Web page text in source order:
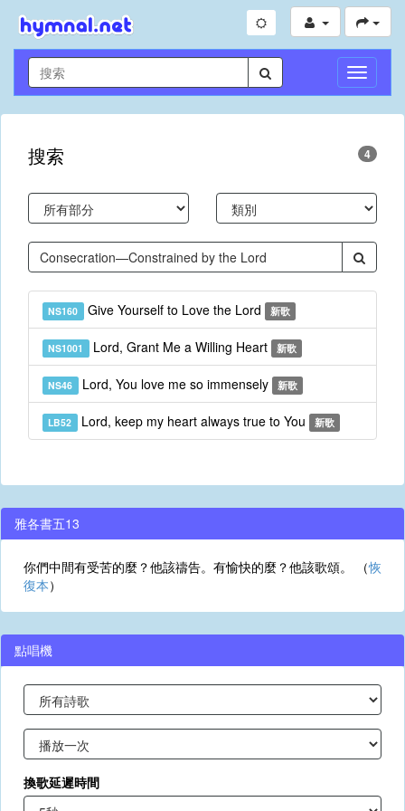
切
換
導
搜索 4
NS160 Give Yourself to Love the Lord 新歌
NS1001 Lord, Grant Me a Willing Heart 新歌
NS46 Lord, You love me so immensely 新歌
LB52 Lord, keep my heart always true to You 新歌
雅各書五13
你們中間有受苦的麼？他該禱告。有愉快的麼？他該歌頌。 （恢
復本）
點唱機
換歌延遲時間